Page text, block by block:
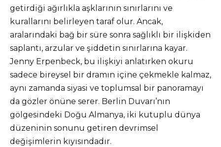
getirdiği ağırlıkla aşklarının sınırlarını ve
kurallarını belirleyen taraf olur. Ancak,
aralarındaki bağ bir süre sonra sağlıklı bir ilişkiden
saplantı, arzular ve şiddetin sınırlarına kayar.
Jenny Erpenbeck, bu ilişkiyi anlatırken okuru
sadece bireysel bir dramın içine çekmekle kalmaz,
aynı zamanda siyasi ve toplumsal bir panoramayı
da gözler önüne serer. Berlin Duvarı’nın
gölgesindeki Doğu Almanya, iki kutuplu dünya
düzeninin sonunu getiren devrimsel
değişimlerin kıyısındadır.